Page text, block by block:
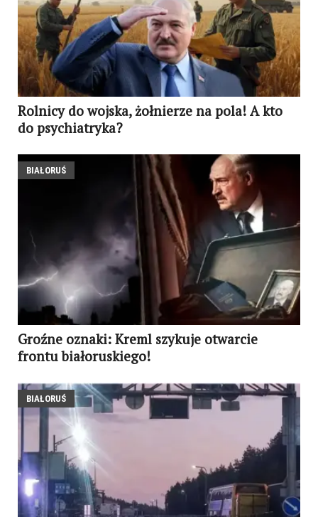
Rolnicy do wojska, żołnierze na pola! A kto
do psychiatryka?
BIAŁORUŚ
Groźne oznaki: Kreml szykuje otwarcie
frontu białoruskiego!
BIAŁORUŚ